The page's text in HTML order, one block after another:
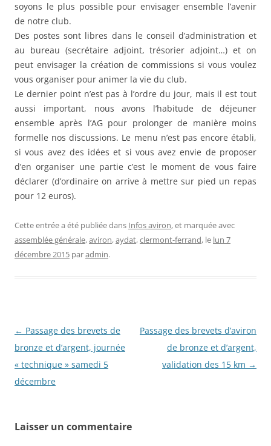
soyons le plus possible pour envisager ensemble l’avenir
de notre club.
Des postes sont libres dans le conseil d’administration et
au bureau (secrétaire adjoint, trésorier adjoint…) et on
peut envisager la création de commissions si vous voulez
vous organiser pour animer la vie du club.
Le dernier point n’est pas à l’ordre du jour, mais il est tout
aussi important, nous avons l’habitude de déjeuner
ensemble après l’AG pour prolonger de manière moins
formelle nos discussions. Le menu n’est pas encore établi,
si vous avez des idées et si vous avez envie de proposer
d’en organiser une partie c’est le moment de vous faire
déclarer (d’ordinaire on arrive à mettre sur pied un repas
pour 12 euros).
Cette entrée a été publiée dans Infos aviron, et marquée avec
assemblée générale,aviron,aydat,clermont-ferrand, le lun 7
décembre 2015 paradmin.
Navigation
des
articles
← Passage des brevets de
bronze et d’argent, journée
« technique » samedi 5
décembre
Passage des brevets d’aviron
de bronze et d’argent,
validation des 15 km →
Laisser un commentaire